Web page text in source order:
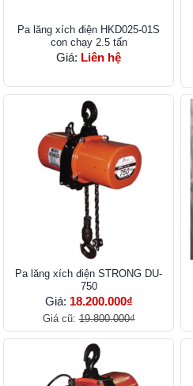
Pa lăng xích điện HKD025-01S
con chạy 2.5 tấn
Giá: Liên hệ
Pa lăng xích điện STRONG DU-
750
Giá: 18.200.000₫
Giá cũ:19.800.000₫